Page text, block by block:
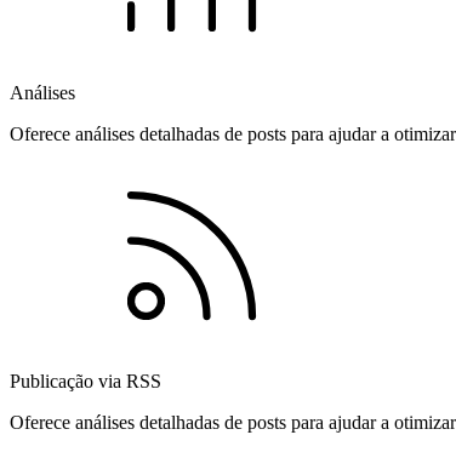
Análises
Oferece análises detalhadas de posts para ajudar a
Publicação via RSS
Oferece análises detalhadas de posts para ajudar a